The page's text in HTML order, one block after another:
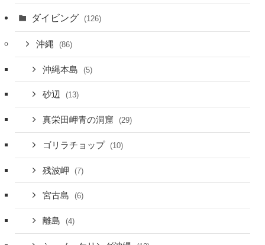
ダイビング (126)
沖縄 (86)
沖縄本島 (5)
砂辺 (13)
真栄田岬青の洞窟 (29)
ゴリラチョップ (10)
残波岬 (7)
宮古島 (6)
離島 (4)